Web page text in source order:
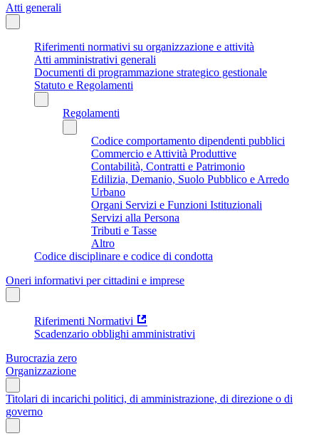
Atti generali
Riferimenti normativi su organizzazione e attività
Atti amministrativi generali
Documenti di programmazione strategico gestionale
Statuto e Regolamenti
Regolamenti
Codice comportamento dipendenti pubblici
Commercio e Attività Produttive
Contabilità, Contratti e Patrimonio
Edilizia, Demanio, Suolo Pubblico e Arredo
Urbano
Organi Servizi e Funzioni Istituzionali
Servizi alla Persona
Tributi e Tasse
Altro
Codice disciplinare e codice di condotta
Oneri informativi per cittadini e imprese
Riferimenti Normativi
Scadenzario obblighi amministrativi
Burocrazia zero
Organizzazione
Titolari di incarichi politici, di amministrazione, di direzione o di
governo